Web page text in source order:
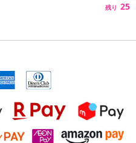
残り 25